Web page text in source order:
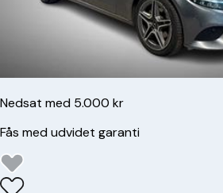
Nedsat med 5.000 kr
Fås med udvidet garanti